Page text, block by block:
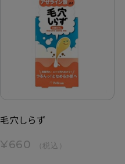
毛穴しらず
¥660 （税込）